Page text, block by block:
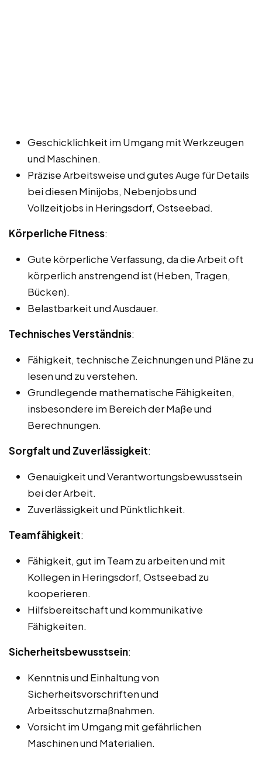
Geschicklichkeit im Umgang mit Werkzeugen
und Maschinen.
Präzise Arbeitsweise und gutes Auge für Details
bei diesen Minijobs, Nebenjobs und
Vollzeitjobs in Heringsdorf, Ostseebad.
Körperliche Fitness:
Gute körperliche Verfassung, da die Arbeit oft
körperlich anstrengend ist (Heben, Tragen,
Bücken).
Belastbarkeit und Ausdauer.
Technisches Verständnis:
Fähigkeit, technische Zeichnungen und Pläne zu
lesen und zu verstehen.
Grundlegende mathematische Fähigkeiten,
insbesondere im Bereich der Maße und
Berechnungen.
Sorgfalt und Zuverlässigkeit:
Genauigkeit und Verantwortungsbewusstsein
bei der Arbeit.
Zuverlässigkeit und Pünktlichkeit.
Teamfähigkeit:
Fähigkeit, gut im Team zu arbeiten und mit
Kollegen in Heringsdorf, Ostseebad zu
kooperieren.
Hilfsbereitschaft und kommunikative
Fähigkeiten.
Sicherheitsbewusstsein:
Kenntnis und Einhaltung von
Sicherheitsvorschriften und
Arbeitsschutzmaßnahmen.
Vorsicht im Umgang mit gefährlichen
Maschinen und Materialien.